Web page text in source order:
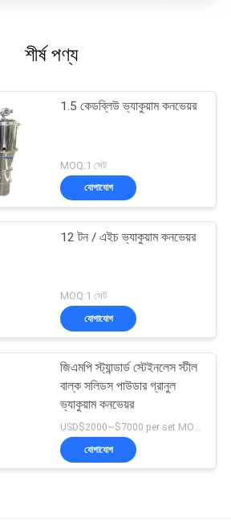
শীর্ষ পণ্য
1.5 কেডব্লিউ ভ্যাকুয়াম কনভেয়র
MOQ:1 সেট
যোগাযোগ
12 টন / এইচ ভ্যাকুয়াম কনভেয়র
MOQ:1 সেট
যোগাযোগ
জিএমপি স্ট্যান্ডার্ড স্টেইনলেস স্টীল
বাল্ক সলিডস পাউডার গ্রানুল
ভ্যাকুয়াম কনভেয়র
USD$2000~$7000 per set MOQ:1 সেট
যোগাযোগ